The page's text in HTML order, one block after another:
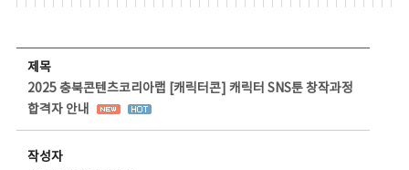
제목
2025 충북콘텐츠코리아랩 [캐릭터콘] 캐릭터 SNS툰 창작과정
합격자 안내
작성자